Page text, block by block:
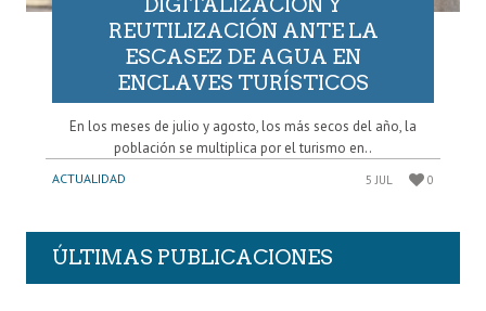
REUTILIZACIÓN ANTE LA
ESCASEZ DE AGUA EN
ENCLAVES TURÍSTICOS
En los meses de julio y agosto, los más secos del año, la
población se multiplica por el turismo en..
ACTUALIDAD 5 JUL 0
ÚLTIMAS PUBLICACIONES